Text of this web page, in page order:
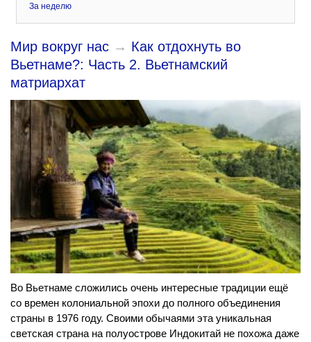
За неделю
Мир вокруг нас → Как отдохнуть во
Вьетнаме?: Часть 2. Вьетнамский
матриархат
Во Вьетнаме сложились очень интересные традиции ещё
со времен колониальной эпохи до полного объединения
страны в 1976 году. Своими обычаями эта уникальная
светская страна на полуострове Индокитай не похожа даже